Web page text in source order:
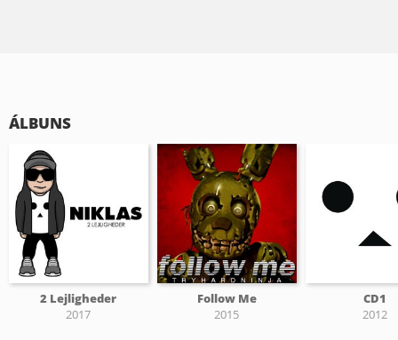
ÁLBUNS
2 Lejligheder
2017
Follow Me
2015
CD1
2012